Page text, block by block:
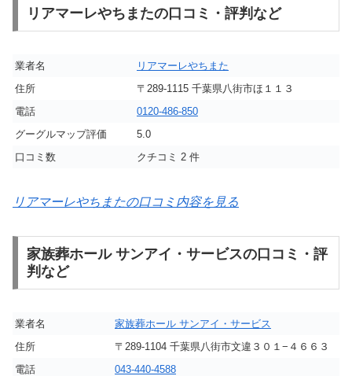
リアマーレやちまたの口コミ・評判など
業者名
リアマーレやちまた
住所
〒289-1115 千葉県八街市ほ１１３
電話
0120-486-850
グーグルマップ評価
5.0
口コミ数
クチコミ 2 件
リアマーレやちまたの口コミ内容を見る
家族葬ホール サンアイ・サービスの口コミ・評
判など
業者名
家族葬ホール サンアイ・サービス
住所
〒289-1104 千葉県八街市文違３０１−４６６３
電話
043-440-4588